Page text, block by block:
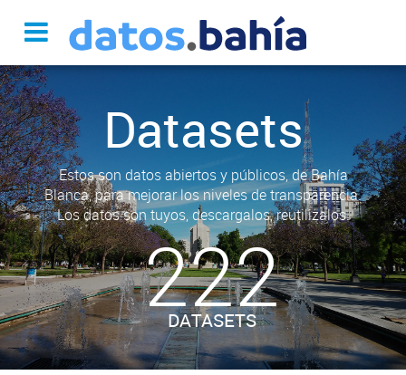
Datasets
Estos son datos abiertos y públicos, de Bahía
Blanca, para mejorar los niveles de transparencia.
Los datos son tuyos, descargalos, reutilizalos.
222
DATASETS